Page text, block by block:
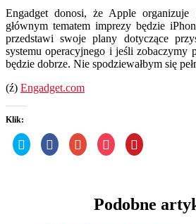
Engadget donosi, że Apple
głównym tematem imprezy będzie
przedstawi swoje plany dotyczące
systemu operacyjnego i jeśli zobaczymy
będzie dobrze. Nie spodziewałbym się
(ź) Engadget.com
Klik:
Udostępnij
na
Twitterze(Otwiera
Kliknij,
aby
udostępnić
Kliknij,
aby
udostępnić
nowym
Kliknij
by
udostępnić
w
nowym
Udostępniej
na
Podobne